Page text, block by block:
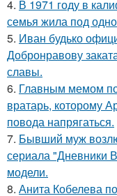
4. В 1971 году в
семья жила под
5. Иван будько
Добронравову
славы.
6. Главным мемом
вратарь, которому
повода напрягаться.
7. Бывший муж
сериала "Дневники
модели.
8. Анита Кобелева